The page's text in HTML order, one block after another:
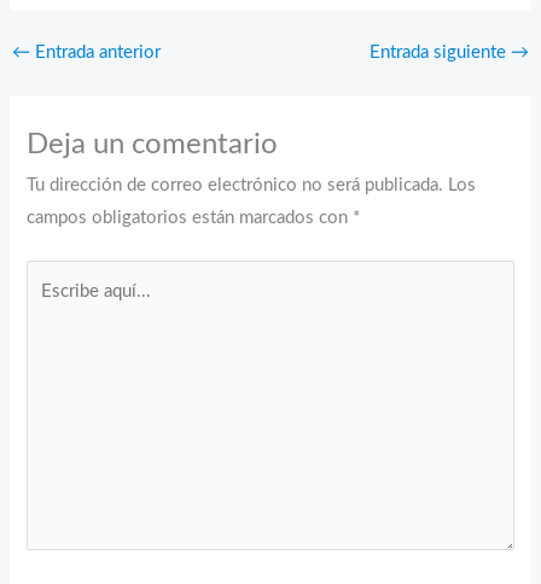
← Entrada anterior Entrada siguiente →
Deja un comentario
Tu dirección de correo electrónico no será publicada. Los
campos obligatorios están marcados con *